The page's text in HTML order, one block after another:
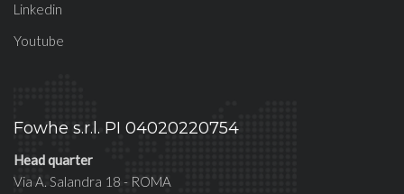
Linkedin
Youtube
Fowhe s.r.l. PI 04020220754
Head quarter
Via A. Salandra 18 - ROMA